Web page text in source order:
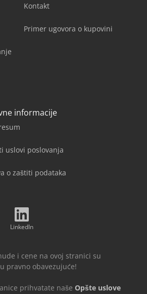
Kontakt
Primer ugovora o kupovini
informacije
uslovi poslovanja
o zaštiti podataka
LinkedIn
i cene na ovoj stranici su
pravno obavezujuće!
prihvatate naše Opšte uslove